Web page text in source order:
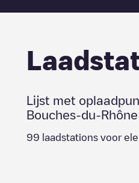
Lijst met
Bouches-du-Rhône
99 laadstations voor